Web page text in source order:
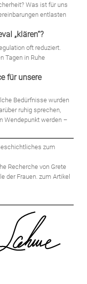
Was ist für uns
entlasten
„klären“?
oft reduziert.
Tagen in Ruhe
für unsere
Bedürfnisse wurden
ruhig sprechen,
Wendepunkt werden –
zum
Recherche von Grete
der Frauen. zum Artikel